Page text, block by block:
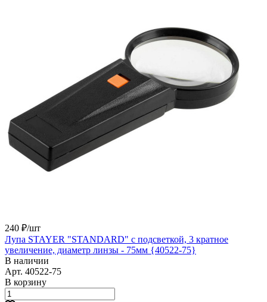
240 ₽/шт
Лупа STAYER "STANDARD" с подсветкой, 3 кратное
увеличение, диаметр линзы - 75мм {40522-75}
В наличии
Арт. 40522-75
В корзину